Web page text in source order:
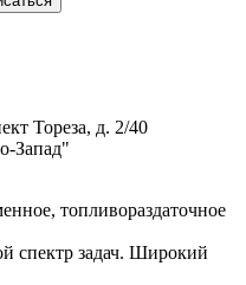
Тореза, д. 2/40
Запад"
топливораздаточное
спектр задач. Широкий